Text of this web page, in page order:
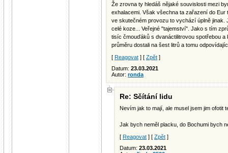
Že zrovna ty hledáš nějaké souvislosti mezi
exhalacemi. Však všechna ta zařazení do
ve skutečném provozu to vychází úplně jinak.
celé koze... Veřejné "tajemství". Jako s tím
tisíc čmouďáků s dvanáctilitrovou spotřebou a
průměru dostali na šest litrů a tomu
[ Reagovat ] [ Zpět ]
Datum: 23.03.2021
Autor: ronda
Re: Sčítání lidu
Nevím jak to mají, ale musel jsem jim ofotit
Jak bych neměl placku, do Bochumi bych
[ Reagovat ] [ Zpět ]
Datum: 23.03.2021